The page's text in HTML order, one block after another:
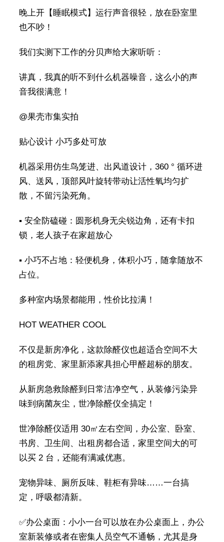
晚上开【睡眠模式】运行声音很轻，放在卧室里
也不吵！
我们实测下工作的分贝声给大家听听：
讲真，我真的听不到什么机器噪音，这么小的声
音我很满意！
@果壳市集实拍
贴心设计 小巧多处可放
机器采用仿生鸟笼进、出风道设计，360 ° 循环进
风、送风，顶部风叶旋转带动让活性氧均匀扩
散，不留污染死角。
▪️ 安全防磕碰：圆形机身无尖锐边角，还有卡扣
锁，老人孩子在家超放心
▪️ 小巧不占地：轻便机身，体积小巧，随拿随放不
占位。
多种室内场景都能用，性价比拉满！
HOT WEATHER COOL
不仅是新房净化，这款除醛仪也超适合空间不大
的租房党、家里新添家具担心甲醛超标的朋友。
从新房急救除醛到日常洁净空气，从装修污染异
味到病菌灰尘，世净除醛仪全搞定！
世净除醛仪适用 30㎡左右空间，办公室、卧室、
书房、卫生间、出租房都合适，家里空间大的可
以买 2 台，还能有满减优惠。
宠物异味、厕所反味、鞋柜有异味……一台搞
定，呼吸都清新。
✅办公桌面：小小一台可以放在办公桌面上，办公
室新装修或者在密集人员空气不通畅，尤其是身